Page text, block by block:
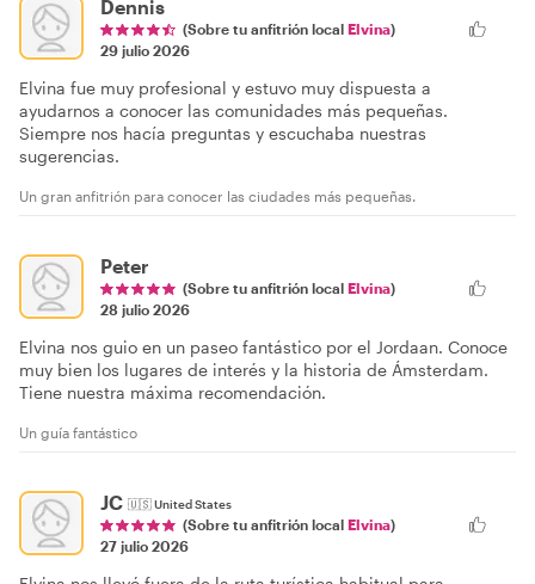
Dennis
(Sobre tu anfitrión local Elvina)
29 julio 2026
Elvina fue muy profesional y estuvo muy dispuesta a
ayudarnos a conocer las comunidades más pequeñas.
Siempre nos hacía preguntas y escuchaba nuestras
sugerencias.
Un gran anfitrión para conocer las ciudades más pequeñas.
Peter
(Sobre tu anfitrión local Elvina)
28 julio 2026
Elvina nos guio en un paseo fantástico por el Jordaan. Conoce
muy bien los lugares de interés y la historia de Ámsterdam.
Tiene nuestra máxima recomendación.
Un guía fantástico
JC 🇺🇸United States
(Sobre tu anfitrión local Elvina)
27 julio 2026